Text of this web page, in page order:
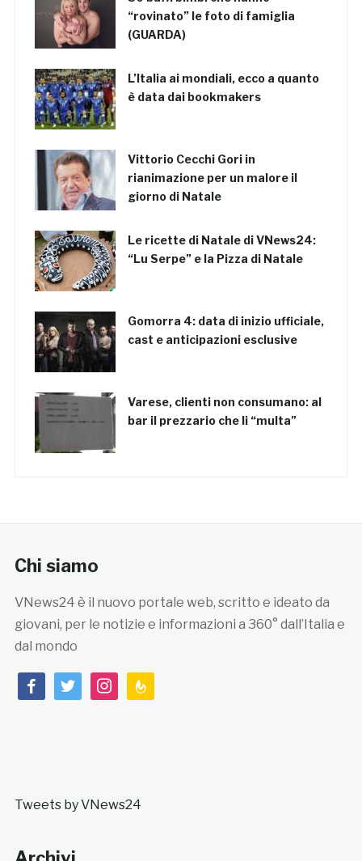
“rovinato” le foto di famiglia
(GUARDA)
L’Italia ai mondiali, ecco a quanto
è data dai bookmakers
Vittorio Cecchi Gori in
rianimazione per un malore il
giorno di Natale
Le ricette di Natale di VNews24:
“Lu Serpe” e la Pizza di Natale
Gomorra 4: data di inizio ufficiale,
cast e anticipazioni esclusive
Varese, clienti non consumano: al
bar il prezzario che li “multa”
Chi siamo
VNews24 è il nuovo portale web, scritto e ideato da
giovani, per le notizie e informazioni a 360° dall’Italia e
dal mondo
facebooktwitterinstagramfeedburner
Tweets by VNews24